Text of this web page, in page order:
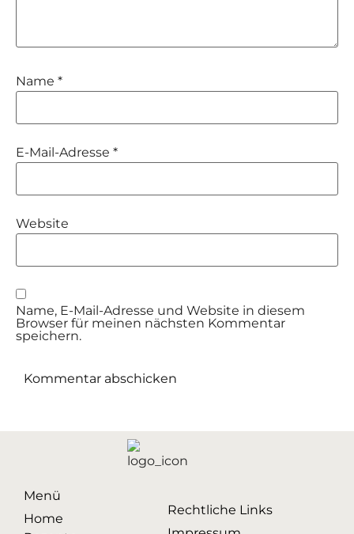
Name *
E-Mail-Adresse *
Website
Name, E-Mail-Adresse und Website in diesem
Browser für meinen nächsten Kommentar
speichern.
Menü
Home
Rechtliche Links